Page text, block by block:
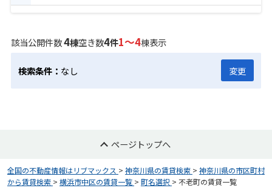
該当公開件数4棟空き数4件1～4棟表示
検索条件： なし 変更
ページトップへ
全国の不動産情報はリブマックス > 神奈川県の賃貸検索 > 神奈川県の市区町村
から賃貸検索 > 横浜市中区の賃貸一覧 > 町名選択 > 不老町の賃貸一覧